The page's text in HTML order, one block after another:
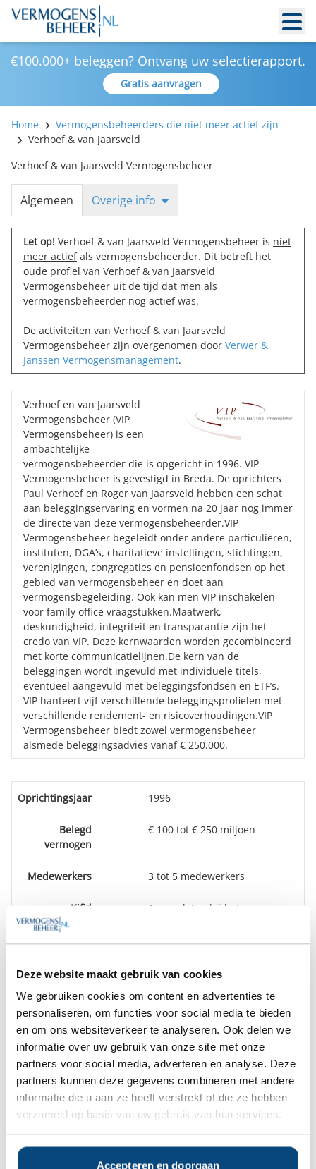
Deze website maakt gebruik van cookies
We gebruiken cookies om content en advertenties te
personaliseren, om functies voor social media te bieden
en om ons websiteverkeer te analyseren. Ook delen we
informatie over uw gebruik van onze site met onze
partners voor social media, adverteren en analyse. Deze
partners kunnen deze gegevens combineren met andere
informatie die u aan ze heeft verstrekt of die ze hebben
verzameld op basis van uw gebruik van hun services.
Accepteren en doorgaan
€100.000+ beleggen? Ontvang uw selectierapport.
Gratis aanvragen
Home
Vermogensbeheerders die niet meer actief zijn
Verhoef & van Jaarsveld
Verhoef & van Jaarsveld Vermogensbeheer
Algemeen Overige info
Let op! Verhoef & van Jaarsveld Vermogensbeheer is niet
meer actiefals vermogensbeheerder. Dit betreft het
oude profiel van Verhoef & van Jaarsveld
Vermogensbeheer uit de tijd dat men als
vermogensbeheerder nog actief was.
De activiteiten van Verhoef & van Jaarsveld
Vermogensbeheer zijn overgenomen door Verwer &
Janssen Vermogensmanagement.
Verhoef en van Jaarsveld
Vermogensbeheer (VIP
Vermogensbeheer) is een
ambachtelijke
vermogensbeheerder die is opgericht in 1996. VIP
Vermogensbeheer is gevestigd in Breda. De oprichters
Paul Verhoef en Roger van Jaarsveld hebben een schat
aan beleggingservaring en vormen na 20 jaar nog immer
de directe van deze vermogensbeheerder.VIP
Vermogensbeheer begeleidt onder andere particulieren,
instituten, DGA’s, charitatieve instellingen, stichtingen,
verenigingen, congregaties en pensioenfondsen op het
gebied van vermogensbeheer en doet aan
vermogensbegeleiding. Ook kan men VIP inschakelen
voor family office vraagstukken.Maatwerk,
deskundigheid, integriteit en transparantie zijn het
credo van VIP. Deze kernwaarden worden gecombineerd
met korte communicatielijnen.De kern van de
beleggingen wordt ingevuld met individuele titels,
eventueel aangevuld met beleggingsfondsen en ETF’s.
VIP hanteert vijf verschillende beleggingsprofielen met
verschillende rendement- en risicoverhoudingen.VIP
Vermogensbeheer biedt zowel vermogensbeheer
alsmede beleggingsadvies vanaf € 250.000.
Oprichtingsjaar 1996
Belegd
vermogen
€ 100 tot € 250 miljoen
Medewerkers 3 tot 5 medewerkers
Kifid
Aangesloten bij het
BINDEND te aanvaarden.
Vestiging(en) Breda
Op zoek naar de beste
vermogensbeheerder?
Bent u op zoek naar de voor u beste
vermogensbeheerder?
Vraag dan gratis en geheel vrijblijvend een
een selectie van goede vermogensbeheerders die het
beste passen bij uw persoonlijke situatie, wensen en